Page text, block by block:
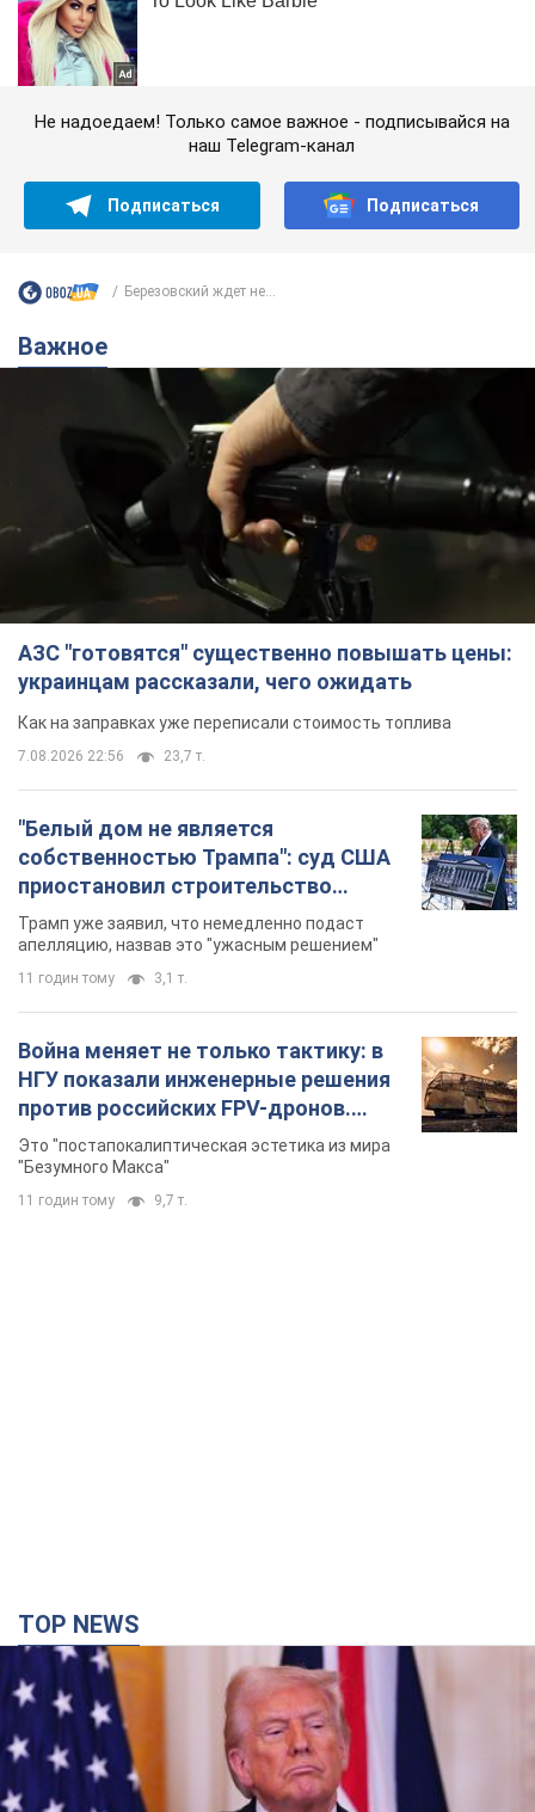
Не надоедаем! Только самое важное - подписывайся на
наш Telegram-канал
Подписаться Подписаться
Березовский ждет не...
Важное
АЗС "готовятся" существенно повышать цены:
украинцам рассказали, чего ожидать
Как на заправках уже переписали стоимость топлива
7.08.2026 22:56 23,7 т.
"Белый дом не является
собственностью Трампа": суд США
приостановил строительство
бального зала стоимостью 400 млн
долларов
Трамп уже заявил, что немедленно подаст
апелляцию, назвав это "ужасным решением"
11 годин тому 3,1 т.
Война меняет не только тактику: в
НГУ показали инженерные решения
против российских FPV-дронов.
Фото
Это "постапокалиптическая эстетика из мира
"Безумного Макса"
11 годин тому 9,7 т.
TOP NEWS